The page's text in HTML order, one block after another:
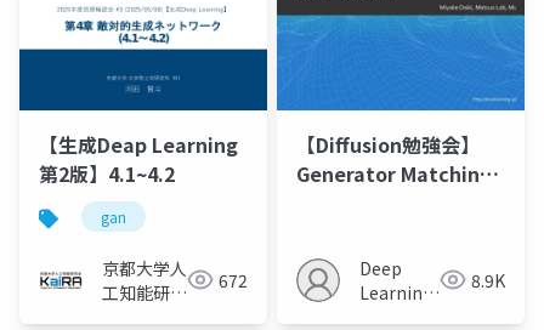
【生成Deap Learning
第2版】4.1~4.2
gan
京都大学人
工知能研究
672
【Diffusion勉強会】
Generator Matching:
Markov processes
Deep
Learning
8.9K